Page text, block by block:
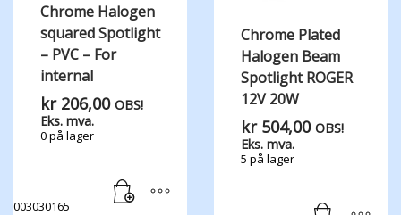
Chrome Halogen
squared Spotlight
– PVC – For
internal
kr206,00 OBS!
Eks. mva.
0 på lager
003030165
Chrome Plated
Halogen Beam
Spotlight ROGER
12V 20W
kr504,00 OBS!
Eks. mva.
5 på lager